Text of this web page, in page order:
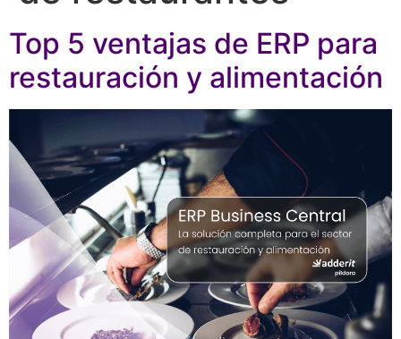
Top 5 ventajas de ERP para
restauración y alimentación